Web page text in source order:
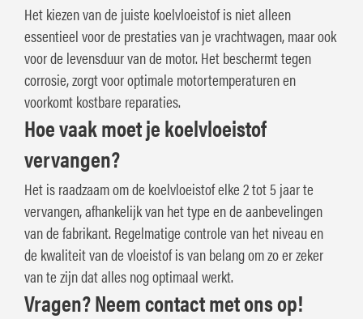
Het kiezen van de juiste koelvloeistof is niet alleen
essentieel voor de prestaties van je vrachtwagen, maar ook
voor de levensduur van de motor. Het beschermt tegen
corrosie, zorgt voor optimale motortemperaturen en
voorkomt kostbare reparaties.
Hoe vaak moet je koelvloeistof
vervangen?
Het is raadzaam om de koelvloeistof elke 2 tot 5 jaar te
vervangen, afhankelijk van het type en de aanbevelingen
van de fabrikant. Regelmatige controle van het niveau en
de kwaliteit van de vloeistof is van belang om zo er zeker
van te zijn dat alles nog optimaal werkt.
Vragen? Neem contact met ons op!